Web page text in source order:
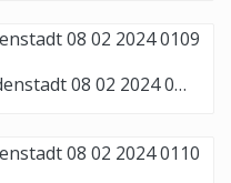
Hexenball Wiesbaden-Nordenstadt 08 02 2024 0109